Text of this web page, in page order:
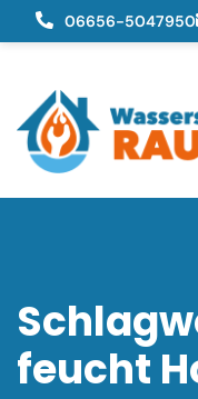
06656-5047950
feucht